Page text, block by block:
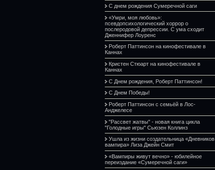
С днем рождения Сумеречной саги
«Умри, моя любовь»:
псевдопсихологический хоррор о
послеродовой депрессии. С ума сходит
Дженнифер Лоуренс
Роберт Паттинсон на кинофестивале в
Каннах
Кристен Стюарт на кинофестивале в
Каннах
С Днем рождения, Роберт Паттинсон!
С Днем Победы!
Роберт Паттинсон с семьёй в Лос-
Анджелесе
"Рассвет жатвы" - новая книга цикла
"Голодные игры" Сьюзен Коллинз
Ушла из жизни создательница «Дневников
вампира» Лиза Джейн Смит
«Вампиры живут вечно» - юбилейное
переиздание «Сумеречной саги»